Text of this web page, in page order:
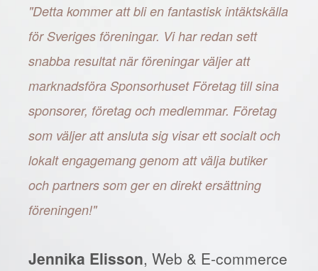
"Detta kommer att bli en fantastisk intäktskälla
för Sveriges föreningar. Vi har redan sett
snabba resultat när föreningar väljer att
marknadsföra Sponsorhuset Företag till sina
sponsorer, företag och medlemmar. Företag
som väljer att ansluta sig visar ett socialt och
lokalt engagemang genom att välja butiker
och partners som ger en direkt ersättning
föreningen!"
Jennika Elisson, Web & E-commerce